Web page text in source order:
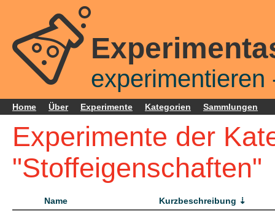
experimentieren
Home Über Experimente Kategorien Sammlungen
Experimente der
"Stoffeigenschaften"
Name
Kurzbeschreibung